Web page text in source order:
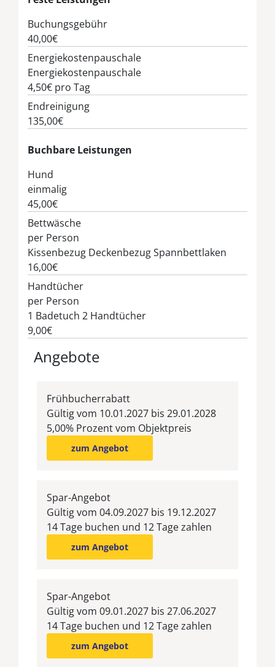
Buchungsgebühr
40,00€
Energiekostenpauschale
Energiekostenpauschale
4,50€ pro Tag
Endreinigung
135,00€
Buchbare Leistungen
Hund
einmalig
45,00€
Bettwäsche
per Person
Kissenbezug Deckenbezug Spannbettlaken
16,00€
Handtücher
per Person
1 Badetuch 2 Handtücher
9,00€
Angebote
Frühbucherrabatt
Gültig vom 10.01.2027 bis 29.01.2028
5,00% Prozent vom Objektpreis
zum Angebot
Spar-Angebot
Gültig vom 04.09.2027 bis 19.12.2027
14 Tage buchen und 12 Tage zahlen
zum Angebot
Spar-Angebot
Gültig vom 09.01.2027 bis 27.06.2027
14 Tage buchen und 12 Tage zahlen
zum Angebot